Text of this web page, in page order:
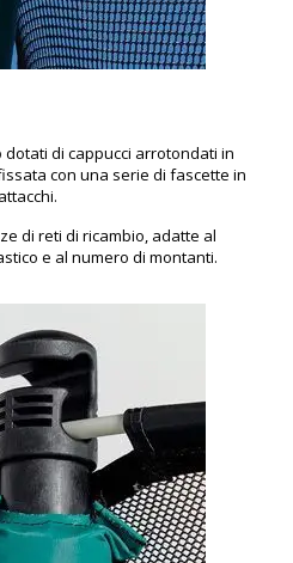
di cappucci arrotondati in
con una serie di fascette in
di reti di ricambio, adatte al
e al numero di montanti.